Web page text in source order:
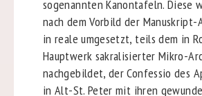
sogenannten Kanontafeln. Diese
nach dem Vorbild der
in reale umgesetzt, teils dem in
Hauptwerk sakralisierter Mikro-
nachgebildet, der Confessio des
in Alt-St. Peter mit ihren